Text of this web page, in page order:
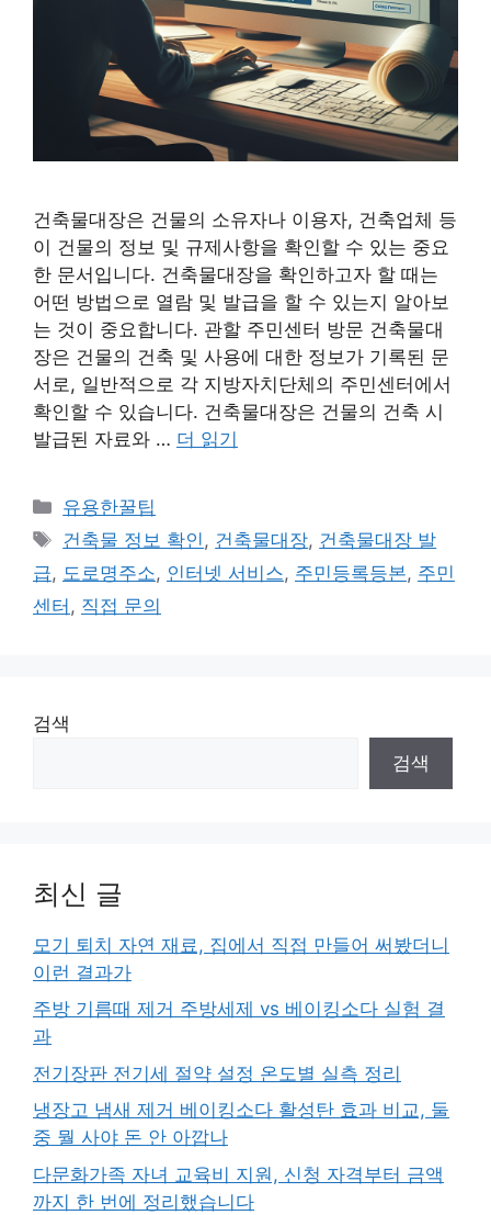
건축물대장은 건물의 소유자나 이용자, 건축업체 등
이 건물의 정보 및 규제사항을 확인할 수 있는 중요
한 문서입니다. 건축물대장을 확인하고자 할 때는
어떤 방법으로 열람 및 발급을 할 수 있는지 알아보
는 것이 중요합니다. 관할 주민센터 방문 건축물대
장은 건물의 건축 및 사용에 대한 정보가 기록된 문
서로, 일반적으로 각 지방자치단체의 주민센터에서
확인할 수 있습니다. 건축물대장은 건물의 건축 시
발급된 자료와 … 더 읽기
카
테
리
유용한꿀팁
태
그
건축물 정보 확인 , 건축물대장, 건축물대장 발
급, 도로명주소, 인터넷 서비스, 주민등록등본, 주민
센터 , 직접 문의
검색
검색
최신 글
모기 퇴치 자연 재료, 집에서 직접 만들어 써봤더니
이런 결과가
주방 기름때 제거 주방세제 vs 베이킹소다 실험 결
과
전기장판 전기세 절약 설정 온도별 실측 정리
냉장고 냄새 제거 베이킹소다 활성탄 효과 비교, 둘
중 뭘 사야 돈 안 아깝나
다문화가족 자녀 교육비 지원, 신청 자격부터 금액
까지 한 번에 정리했습니다